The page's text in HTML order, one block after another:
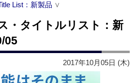
List：新製品 ∨
・タイトルリスト：新
05
2017年10月05日 (木)